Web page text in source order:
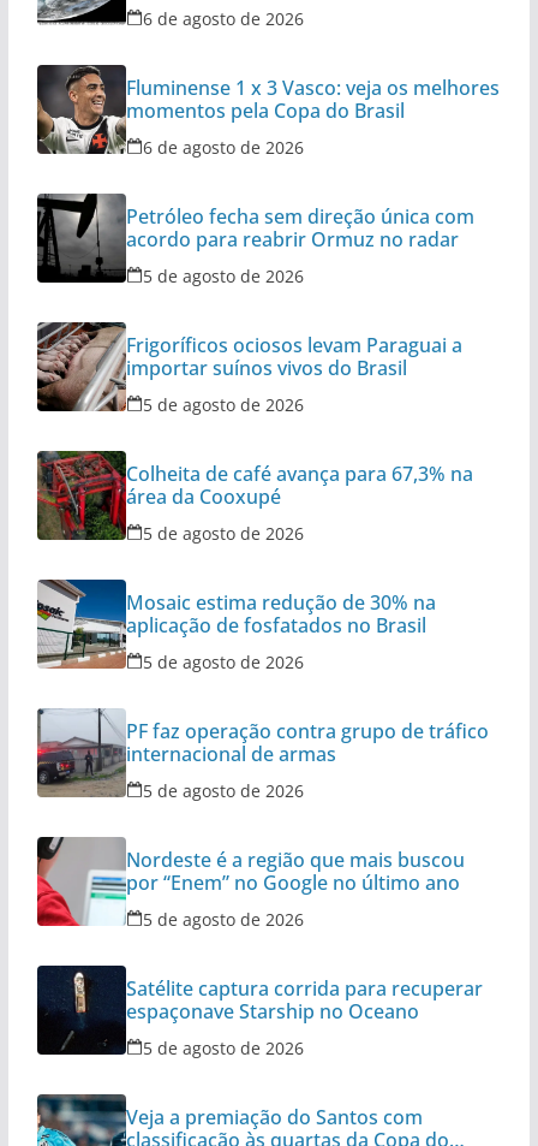
6 de agosto de 2026
Fluminense 1 x 3 Vasco: veja os melhores
momentos pela Copa do Brasil
6 de agosto de 2026
Petróleo fecha sem direção única com
acordo para reabrir Ormuz no radar
5 de agosto de 2026
Frigoríficos ociosos levam Paraguai a
importar suínos vivos do Brasil
5 de agosto de 2026
Colheita de café avança para 67,3% na
área da Cooxupé
5 de agosto de 2026
Mosaic estima redução de 30% na
aplicação de fosfatados no Brasil
5 de agosto de 2026
PF faz operação contra grupo de tráfico
internacional de armas
5 de agosto de 2026
Nordeste é a região que mais buscou
por “Enem” no Google no último ano
5 de agosto de 2026
Satélite captura corrida para recuperar
espaçonave Starship no Oceano
5 de agosto de 2026
Veja a premiação do Santos com
classificação às quartas da Copa do